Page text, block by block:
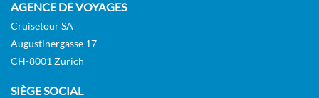
auszuwerfen. Bonsai Teppanyaki ist eine intime
AGENCE DE VOYAGES
Cruisetour SA
Augustinergasse 17
CH-8001 Zurich
SIÈGE SOCIAL